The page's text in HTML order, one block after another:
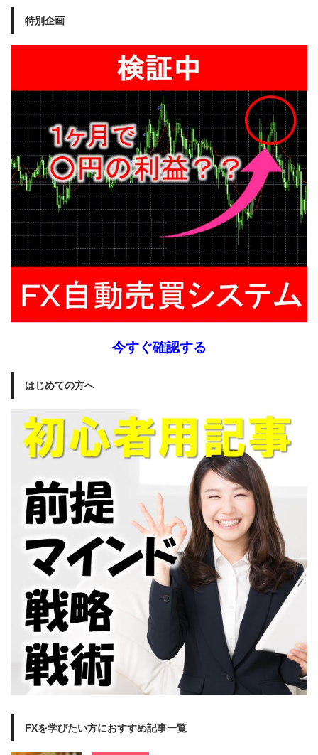
特別企画
今すぐ確認する
はじめての方へ
FXを学びたい方におすすめ記事一覧